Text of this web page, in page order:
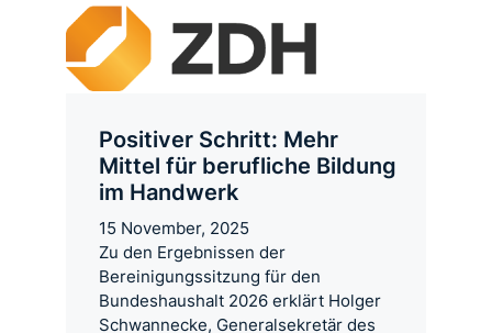
Positiver Schritt: Mehr
Mittel für berufliche Bildung
im Handwerk
15 November, 2025
Zu den Ergebnissen der
Bereinigungssitzung für den
Bundeshaushalt 2026 erklärt Holger
Schwannecke, Generalsekretär des